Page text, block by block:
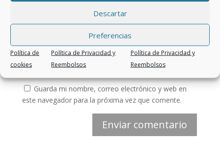
Descartar
Preferencias
Política de
cookies
Política de Privacidad y
Reembolsos
Política de Privacidad y
Reembolsos
Guarda mi nombre, correo electrónico y web en
este navegador para la próxima vez que comente.